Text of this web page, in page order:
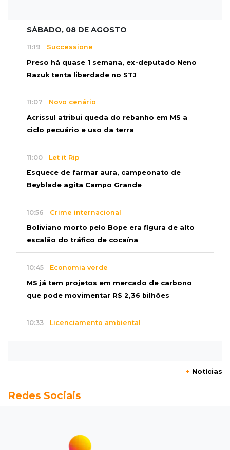
SÁBADO, 08 DE AGOSTO
11:19 Successione
Preso há quase 1 semana, ex-deputado Neno
Razuk tenta liberdade no STJ
11:07 Novo cenário
Acrissul atribui queda do rebanho em MS a
ciclo pecuário e uso da terra
11:00 Let it Rip
Esquece de farmar aura, campeonato de
Beyblade agita Campo Grande
10:56 Crime internacional
Boliviano morto pelo Bope era figura de alto
escalão do tráfico de cocaína
10:45 Economia verde
MS já tem projetos em mercado de carbono
que pode movimentar R$ 2,36 bilhões
10:33 Licenciamento ambiental
Celulose
10:25
Dourados
TV News
+ Notícias
Redes Sociais